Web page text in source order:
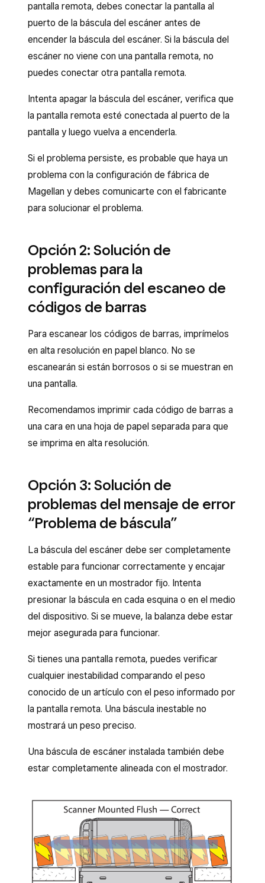
pantalla remota, debes conectar la pantalla al
puerto de la báscula del escáner antes de
encender la báscula del escáner. Si la báscula del
escáner no viene con una pantalla remota, no
puedes conectar otra pantalla remota.
Intenta apagar la báscula del escáner, verifica que
la pantalla remota esté conectada al puerto de la
pantalla y luego vuelva a encenderla.
Si el problema persiste, es probable que haya un
problema con la configuración de fábrica de
Magellan y debes comunicarte con el fabricante
para solucionar el problema.
Opción 2: Solución de
problemas para la
configuración del escaneo de
códigos de barras
Para escanear los códigos de barras, imprímelos
en alta resolución en papel blanco. No se
escanearán si están borrosos o si se muestran en
una pantalla.
Recomendamos imprimir cada código de barras a
una cara en una hoja de papel separada para que
se imprima en alta resolución.
Opción 3: Solución de
problemas del mensaje de error
“Problema de báscula”
La báscula del escáner debe ser completamente
estable para funcionar correctamente y encajar
exactamente en un mostrador fijo. Intenta
presionar la báscula en cada esquina o en el medio
del dispositivo. Si se mueve, la balanza debe estar
mejor asegurada para funcionar.
Si tienes una pantalla remota, puedes verificar
cualquier inestabilidad comparando el peso
conocido de un artículo con el peso informado por
la pantalla remota. Una báscula inestable no
mostrará un peso preciso.
Una báscula de escáner instalada también debe
estar completamente alineada con el mostrador.